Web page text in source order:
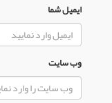
ایمیل شما
وب سایت